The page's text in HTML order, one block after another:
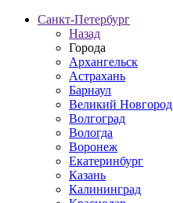
Санкт-Петербург
Назад
Города
Архангельск
Астрахань
Барнаул
Великий Новгород
Волгоград
Вологда
Воронеж
Екатеринбург
Казань
Калининград